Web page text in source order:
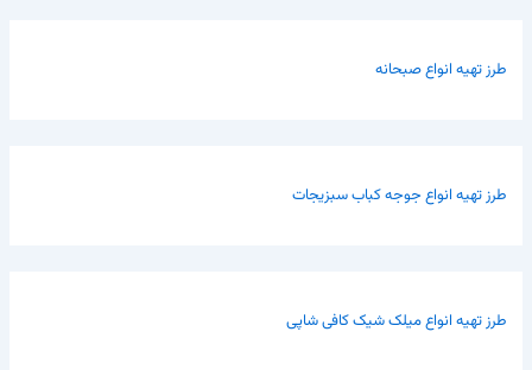
طرز تهیه انواع صبحانه
طرز تهیه انواع جوجه کباب سبزیجات
طرز تهیه انواع میلک شیک کافی شاپی